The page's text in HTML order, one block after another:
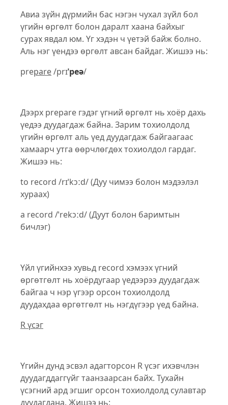
Авиа зүйн дүрмийн бас нэгэн чухал зүйл бол
үгийн өргөлт болон даралт хаана байхыг
сурах явдал юм. Үг хэдэн ч үетэй байж болно.
Аль нэг үендээ өргөлт авсан байдаг. Жишээ нь:
prepare/prɪˈpeə/
Дээрх prepare гэдэг үгний өргөлт нь хоёр дахь
үедээ дуудагдаж байна. Зарим тохиолдолд
үгийн өргөлт аль үед дуудагдаж байгаагаас
хамаарч утга өөрчлөгдөх тохиолдол гардаг.
Жишээ нь:
to record /rɪˈkɔːd/ (Дуу чимээ болон мэдээлэл
хураах)
a record /ˈrekɔːd/ (Дуут болон баримтын
бичлэг)
Үйл үгийнхээ хувьд record хэмээх үгний
өргөтгөлт нь хоёрдугаар үедээрээ дуудагдаж
байгаа ч нэр үгээр орсон тохиолдолд
дуудахдаа өргөтгөлт нь нэгдүгээр үед байна.
R үсэг
Үгийн дунд эсвэл адагторсон R үсэг ихэвчлэн
дуудагддаггүйг таанзаарсан байх. Тухайн
үсэгний ард эгшиг орсон тохиолдолд сулавтар
дуудагдана. Жишээ нь: